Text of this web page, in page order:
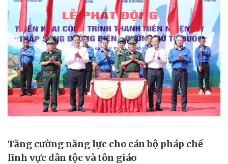
Tăng cường năng lực cho cán bộ pháp chế
lĩnh vực dân tộc và tôn giáo